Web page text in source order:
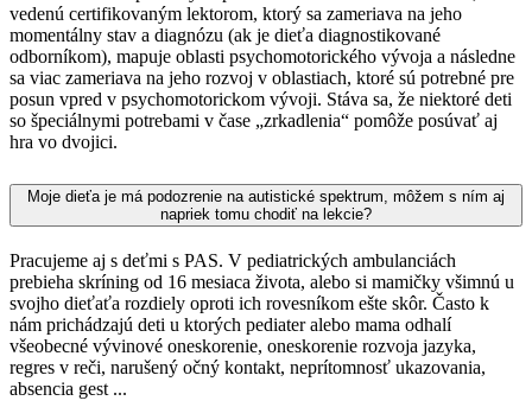
vedenú certifikovaným lektorom, ktorý sa zameriava na jeho
momentálny stav a diagnózu (ak je dieťa diagnostikované
odborníkom), mapuje oblasti psychomotorického vývoja a následne
sa viac zameriava na jeho rozvoj v oblastiach, ktoré sú potrebné pre
posun vpred v psychomotorickom vývoji. Stáva sa, že niektoré deti
so špeciálnymi potrebami v čase „zrkadlenia“ pomôže posúvať aj
hra vo dvojici.
Moje dieťa je má podozrenie na autistické spektrum, môžem s ním aj
napriek tomu chodiť na lekcie?
Pracujeme aj s deťmi s PAS. V pediatrických ambulanciách
prebieha skríning od 16 mesiaca života, alebo si mamičky všimnú u
svojho dieťaťa rozdiely oproti ich rovesníkom ešte skôr. Často k
nám prichádzajú deti u ktorých pediater alebo mama odhalí
všeobecné vývinové oneskorenie, oneskorenie rozvoja jazyka,
regres v reči, narušený očný kontakt, neprítomnosť ukazovania,
absencia gest ...